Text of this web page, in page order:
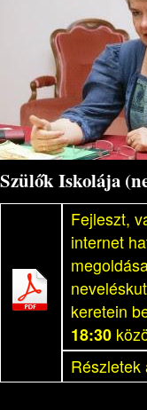
Szülők Iskolája
Fejleszt,
internet
keretein
18:30
Részletek